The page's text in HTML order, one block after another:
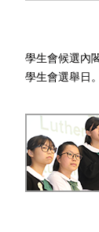
學生會候選內
學生會選舉日